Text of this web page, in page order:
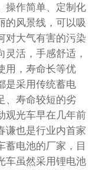
操作简单、定制化
的风景线，可以吸
对大气有害的污染
活，手感舒适，
用，寿命长等优
是采用传统蓄电
、寿命较短的劣
观光车早在几年前
谦也是行业内首家
蓄电池的厂家，目
车虽然采用锂电池